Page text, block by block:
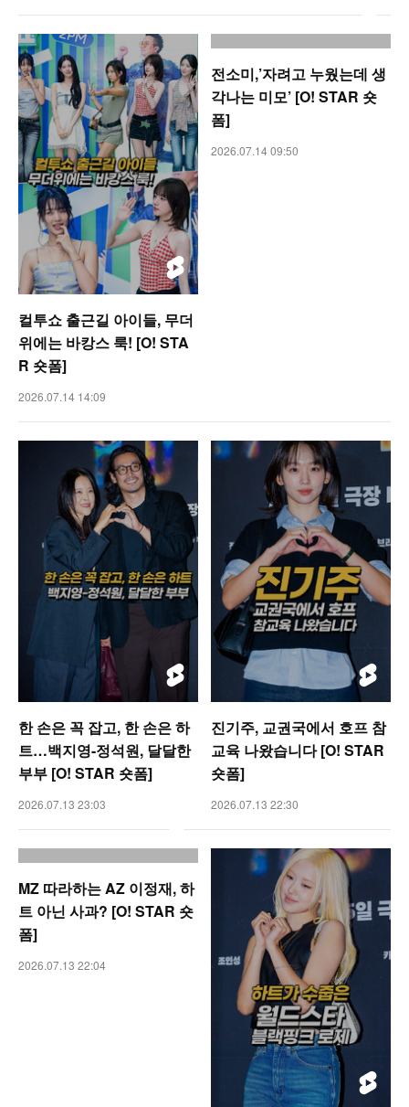
컬투쇼 출근길 아이들, 무더
위에는 바캉스 룩! [O! STA
R 숏폼]
2026.07.14 14:09
전소미,’자려고 누웠는데 생
각나는 미모’ [O! STAR 숏
폼]
2026.07.14 09:50
한 손은 꼭 잡고, 한 손은 하
트…백지영-정석원, 달달한
부부 [O! STAR 숏폼]
2026.07.13 23:03
진기주, 교권국에서 호프 참
교육 나왔습니다 [O! STAR
숏폼]
2026.07.13 22:30
MZ 따라하는 AZ 이정재, 하
트 아닌 사과? [O! STAR 숏
폼]
2026.07.13 22:04